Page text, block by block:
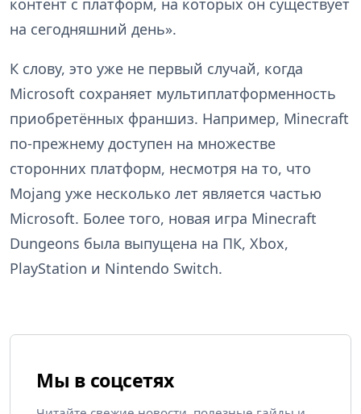
на сегодняшний день».
К слову, это уже не первый случай, когда
Microsoft сохраняет мультиплатформенность
приобретённых франшиз. Например, Minecraft
по-прежнему доступен на множестве
сторонних платформ, несмотря на то, что
Mojang уже несколько лет является частью
Microsoft. Более того, новая игра Minecraft
Dungeons была выпущена на ПК, Xbox,
PlayStation и Nintendo Switch.
Мы в соцсетях